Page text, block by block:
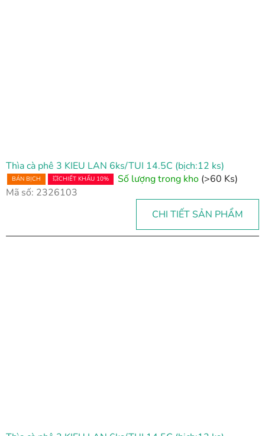
Thìa cà phê 3 KIEU LAN 6ks/TUI 14.5C (bịch:12 ks)
BÁN BỊCH 💥CHIẾT KHẤU 10% Số lượng trong kho (>60 Ks)
Mã số: 2326103
CHI TIẾT SẢN PHẨM